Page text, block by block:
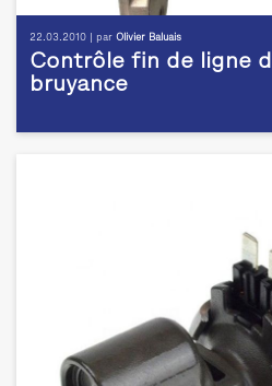
22.03.2010 | par Olivier Baluais
Contrôle fin de ligne
bruyance